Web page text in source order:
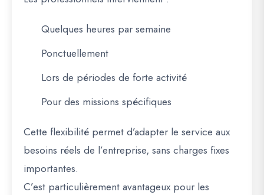
Quelques heures par semaine
Ponctuellement
Lors de périodes de forte activité
Pour des missions spécifiques
Cette flexibilité permet d’adapter le service aux
besoins réels de l’entreprise, sans charges fixes
importantes.
C’est particulièrement avantageux pour les